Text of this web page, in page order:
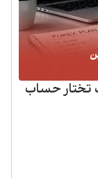
تختار حساب